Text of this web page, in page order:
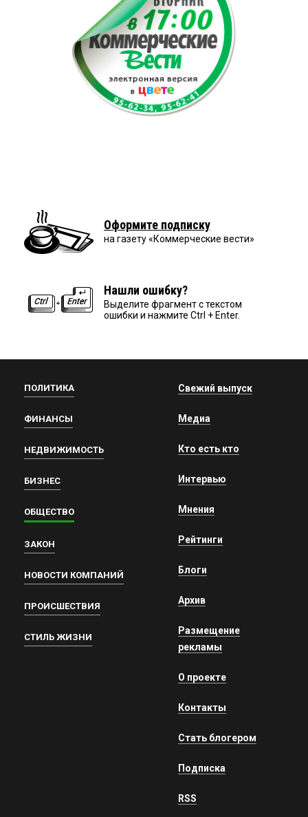
Оформите подписку
на газету «Коммерческие вести»
Нашли ошибку?
Выделите фрагмент с текстом
ошибки и нажмите Ctrl + Enter.
ПОЛИТИКА
ФИНАНСЫ
НЕДВИЖИМОСТЬ
БИЗНЕС
ОБЩЕСТВО
ЗАКОН
НОВОСТИ КОМПАНИЙ
ПРОИСШЕСТВИЯ
СТИЛЬ ЖИЗНИ
Свежий выпуск
Медиа
Кто есть кто
Интервью
Мнения
Рейтинги
Блоги
Архив
Размещение
рекламы
О проекте
Контакты
Стать блогером
Подписка
RSS